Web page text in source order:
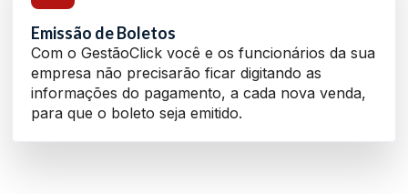
Emissão de Boletos
Com o GestãoClick você e os funcionários da sua
empresa não precisarão ficar digitando as
informações do pagamento, a cada nova venda,
para que o boleto seja emitido.